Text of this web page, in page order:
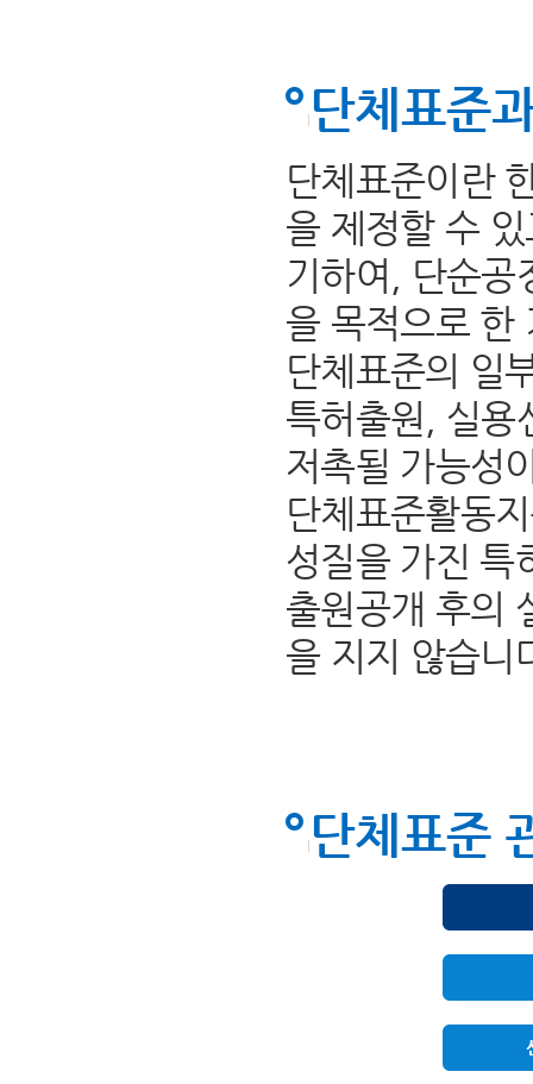
단체표준
단체표준이란
을 제정할 수
기하여, 단순공
을 목적으로 한
단체표준의 일
특허출원, 실용
저촉될 가능성
단체표준활동
성질을 가진 특
출원공개 후의
을 지지 않습니
단체표준